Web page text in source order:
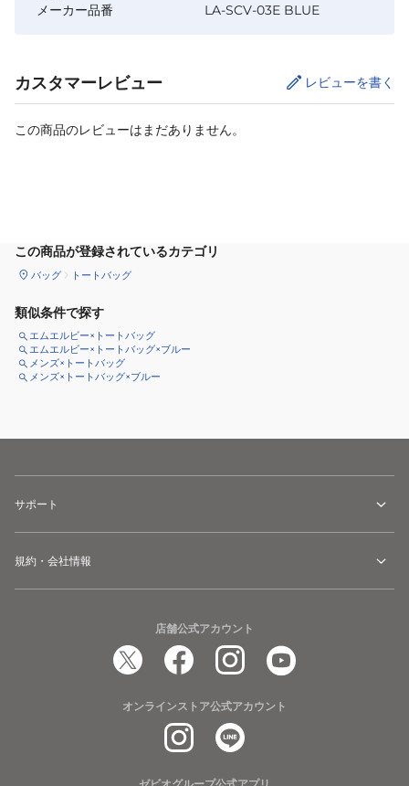
メーカー品番
LA-SCV-03E BLUE
カスタマーレビュー レビューを書く
この商品のレビューはまだありません。
この商品が登録されているカテゴリ
バッグ トートバッグ
類似条件で探す
エムエルビー×トートバッグ
エムエルビー×トートバッグ×ブルー
メンズ×トートバッグ
メンズ×トートバッグ×ブルー
サポート
規約・会社情報
店舗公式アカウント
オンラインストア公式アカウント